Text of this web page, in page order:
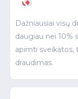
Dažniausiai visų
daugiau nei 10%
apimti sveikatos,
draudimas.